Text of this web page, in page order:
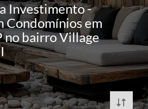
Investimento -
Condomínios em
no bairro Village